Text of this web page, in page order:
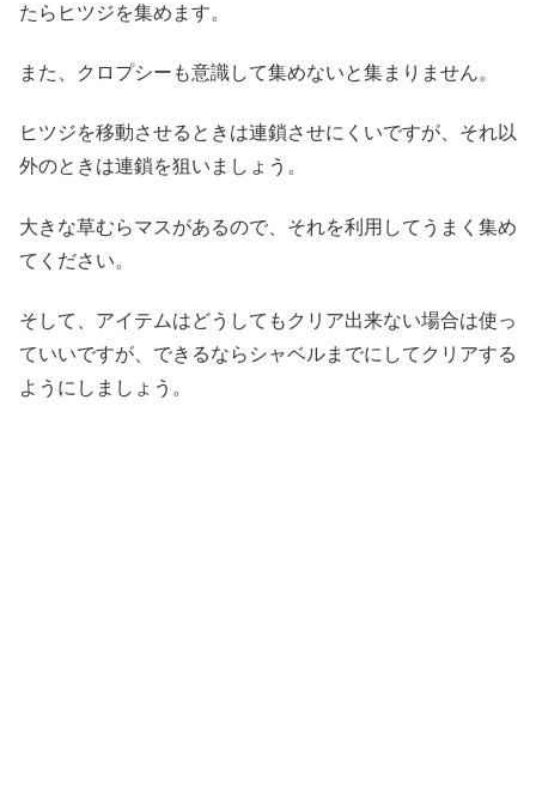
たらヒツジを集めます。
また、クロプシーも意識して集めないと集まりません。
ヒツジを移動させるときは連鎖させにくいですが、それ以
外のときは連鎖を狙いましょう。
大きな草むらマスがあるので、それを利用してうまく集め
てください。
そして、アイテムはどうしてもクリア出来ない場合は使っ
ていいですが、できるならシャベルまでにしてクリアする
ようにしましょう。